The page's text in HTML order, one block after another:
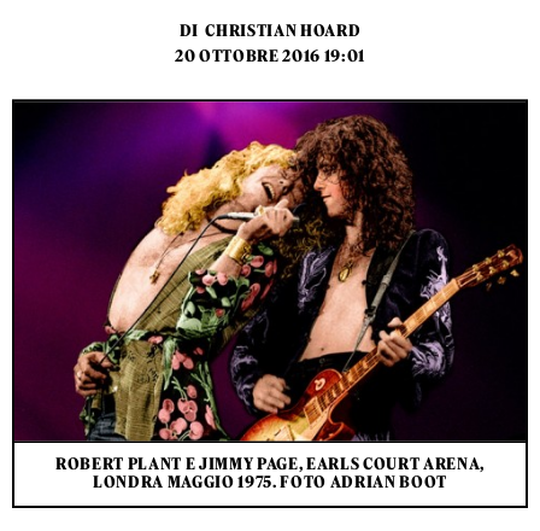
DI CHRISTIAN HOARD
20 OTTOBRE 2016 19:01
ROBERT PLANT E JIMMY PAGE, EARLS COURT ARENA,
LONDRA MAGGIO 1975. FOTO ADRIAN BOOT